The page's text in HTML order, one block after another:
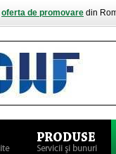
oferta de promovare din